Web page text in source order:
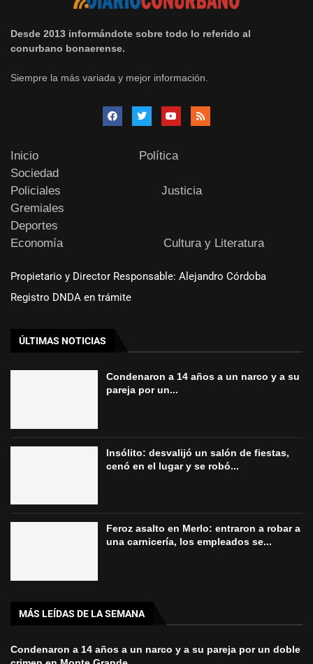
Desde 2013 informándote sobre todo lo referido al
conurbano bonaerense.
Siempre la más variada y mejor información.
Inicio
Política
Sociedad
Policiales
Justicia
Gremiales
Deportes
Economía
Cultura y Literatura
Propietario y Director Responsable: Alejandro Córdoba
Registro DNDA en trámite
ÚLTIMAS NOTICIAS
Condenaron a 14 años a un narco y a su
pareja por un...
Insólito: desvalijó un salón de fiestas,
cenó en el lugar y se robó...
Feroz asalto en Merlo: entraron a robar a
una carnicería, los empleados se...
MÁS LEÍDAS DE LA SEMANA
Condenaron a 14 años a un narco y a su pareja por un doble